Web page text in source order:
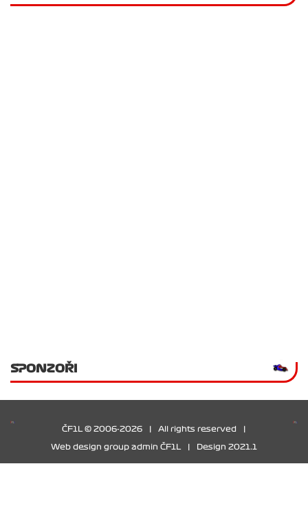
SPONZOŘI
ČF1L © 2006-2026 All rights reserved
Web design group admin ČF1L Design 2021.1